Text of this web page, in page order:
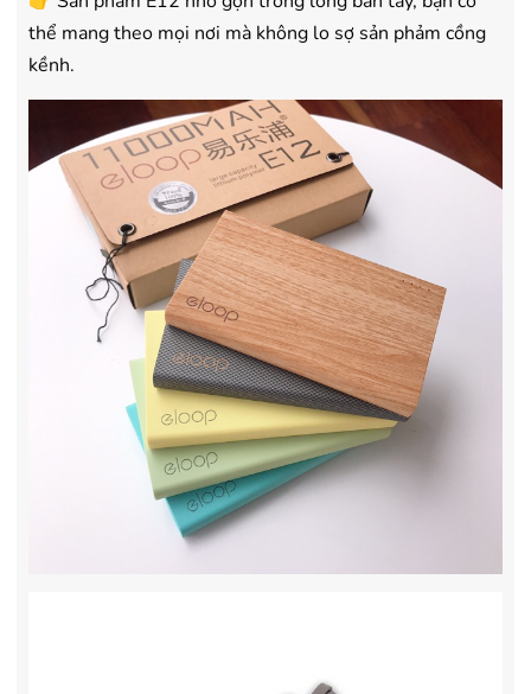
thể mang theo mọi nơi mà không lo sợ sản phảm cồng
kềnh.